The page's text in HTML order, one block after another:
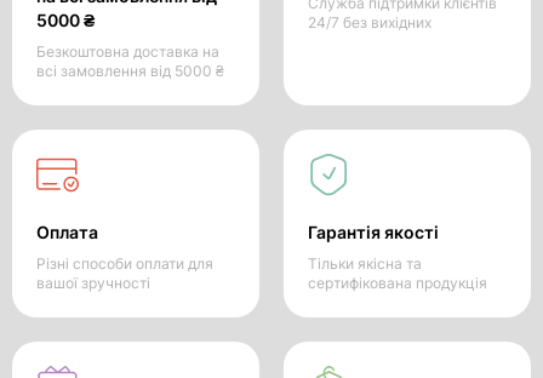
5000 ₴
Безкоштовна доставка на
всі замовлення від 5000 ₴
24/7 без вихідних
Оплата
Різні способи оплати для
вашої зручності
Гарантія якості
Тільки якісна та
сертифікована продукція